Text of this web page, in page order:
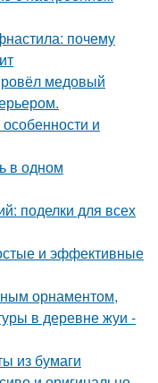
почему
медовый
и
в одном
поделки для всех
и эффективные
орнаментом,
в деревне жуи -
из бумаги